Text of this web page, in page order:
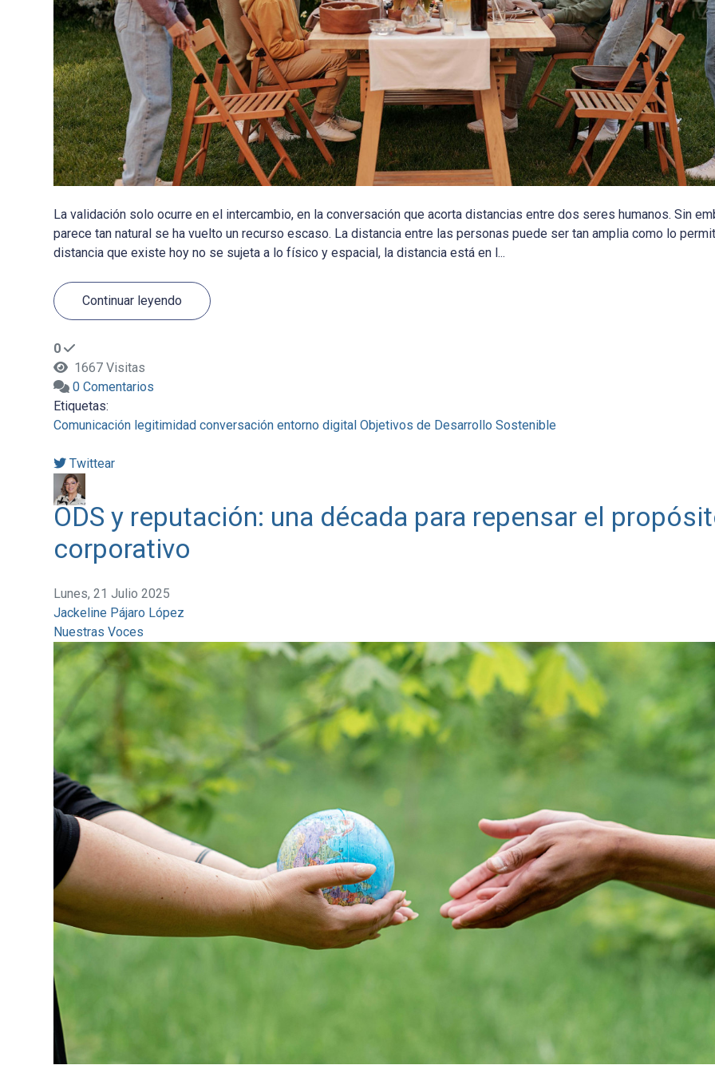
La validación solo ocurre en el intercambio, en la conversación que acorta distancias entre dos seres humanos. Sin
parece tan natural se ha vuelto un recurso escaso. La distancia entre las personas puede ser tan amplia como lo
distancia que existe hoy no se sujeta a lo físico y espacial, la distancia está en l...
Continuar leyendo
0
1667 Visitas
0 Comentarios
Etiquetas:
Comunicación legitimidad conversación entorno digital Objetivos de Desarrollo Sostenible
Twittear
ODS y reputación: una década para repensar el
corporativo
Lunes, 21 Julio 2025
Jackeline Pájaro López
Nuestras Voces